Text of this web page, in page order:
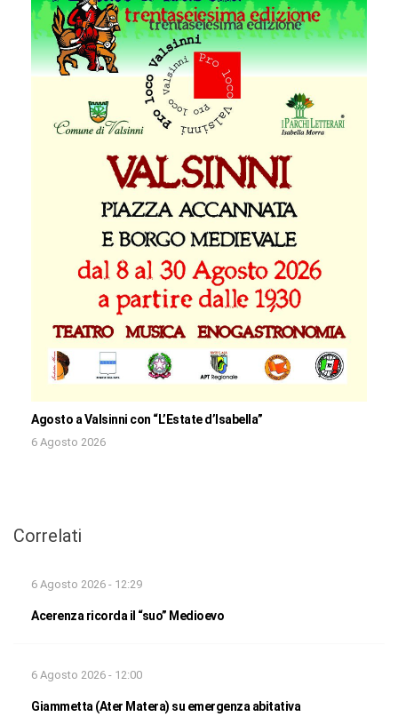
Agosto a Valsinni con “L’Estate d’Isabella”
6 Agosto 2026
Correlati
6 Agosto 2026 - 12:29
Acerenza ricorda il “suo” Medioevo
6 Agosto 2026 - 12:00
Giammetta (Ater Matera) su emergenza abitativa